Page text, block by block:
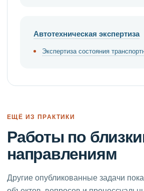
Автотехническая экспертиза
Экспертиза состояния
ЕЩЁ ИЗ ПРАКТИКИ
Работы по
направлениям
Другие опубликованные задачи